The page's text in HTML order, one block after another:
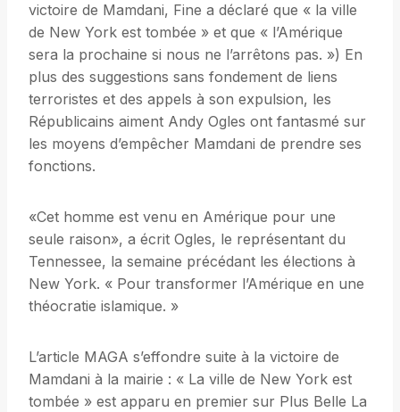
victoire de Mamdani, Fine a déclaré que « la ville
de New York est tombée » et que « l’Amérique
sera la prochaine si nous ne l’arrêtons pas. ») En
plus des suggestions sans fondement de liens
terroristes et des appels à son expulsion, les
Républicains aiment Andy Ogles ont fantasmé sur
les moyens d’empêcher Mamdani de prendre ses
fonctions.
«Cet homme est venu en Amérique pour une
seule raison», a écrit Ogles, le représentant du
Tennessee, la semaine précédant les élections à
New York. « Pour transformer l’Amérique en une
théocratie islamique. »
L’article MAGA s’effondre suite à la victoire de
Mamdani à la mairie : « La ville de New York est
tombée » est apparu en premier sur Plus Belle La